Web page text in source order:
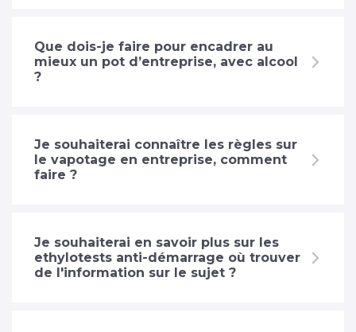
Que dois-je faire pour encadrer au
mieux un pot d’entreprise, avec alcool
?
Je souhaiterai connaître les règles sur
le vapotage en entreprise, comment
faire ?
Je souhaiterai en savoir plus sur les
ethylotests anti-démarrage où trouver
de l'information sur le sujet ?